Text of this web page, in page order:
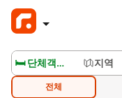
🛏️ 단체객실보기 지역
전체